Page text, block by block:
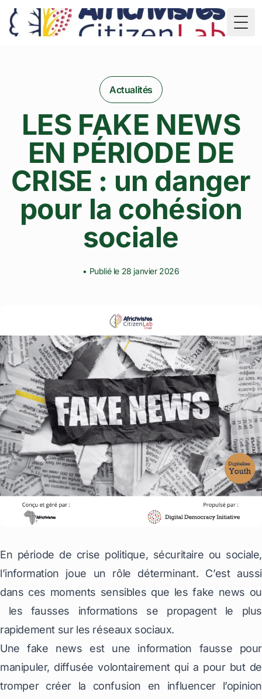
TD
Actualités
LES FAKE NEWS
EN PÉRIODE DE
CRISE : un danger
pour la cohésion
sociale
• Publié le 28 janvier 2026
En période de crise politique, sécuritaire ou sociale,
l’information joue un rôle déterminant. C’est aussi
dans ces moments sensibles que les fake news ou
les fausses informations se propagent le plus
rapidement sur les réseaux sociaux.
Une fake news est une information fausse pour
manipuler, diffusée volontairement qui a pour but de
tromper créer la confusion en influencer l’opinion